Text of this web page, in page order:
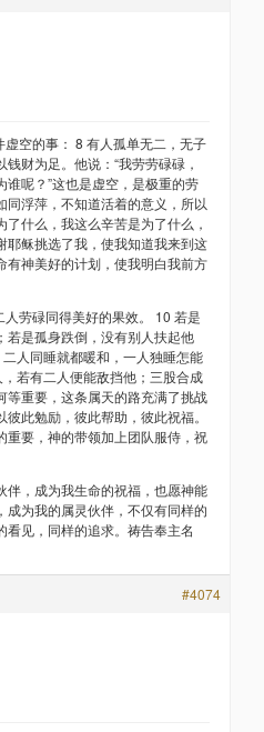
空的事： 8 有人孤单无二，无子
财为足。他说：“我劳劳碌碌，
呢？”这也是虚空，是极重的劳
浮萍，不知道活着的意义，所以
什么，我这么辛苦是为了什么，
耶稣挑选了我，使我知道我来到这
有神美好的计划，使我明白我前方
劳碌同得美好的果效。 10 若是
若是孤身跌倒，没有别人扶起他
人同睡就都暖和，一人独睡怎能
若有二人便能敌挡他；三股合成
等重要，这条属天的路充满了挑战
此勉励，彼此帮助，彼此祝福。
重要，神的带领加上团队服侍，祝
伴，成为我生命的祝福，也愿神能
为我的属灵伙伴，不仅有同样的
见，同样的追求。祷告奉主名
#4074